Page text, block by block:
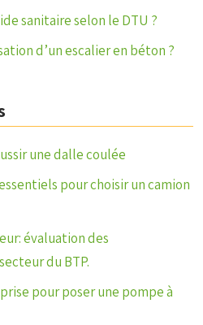
sanitaire selon le DTU ?
d’un escalier en béton ?
une dalle coulée
pour choisir un camion
évaluation des
du BTP.
pour poser une pompe à